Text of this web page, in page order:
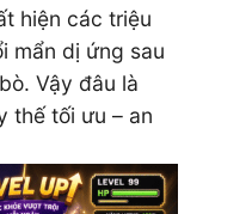
hiện các triệu
mẩn dị ứng sau
Vậy đâu là
thế tối ưu – an